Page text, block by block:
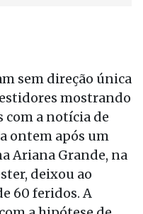
sem direção única
mostrando
a notícia de
ontem após um
Ariana Grande, na
deixou ao
60 feridos. A